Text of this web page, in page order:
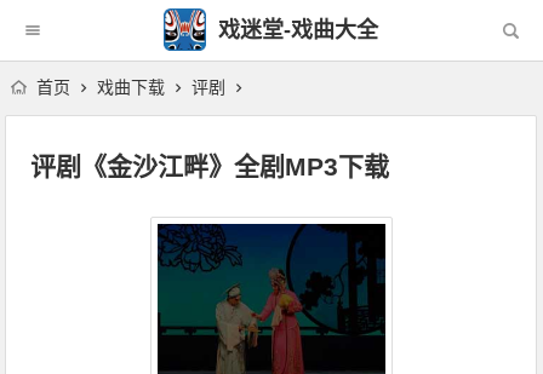
戏迷堂-戏曲大全
首页 戏曲下载 评剧
评剧《金沙江畔》全剧MP3下载